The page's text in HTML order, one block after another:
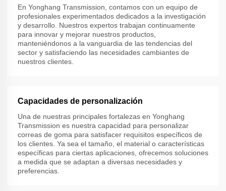
En Yonghang Transmission, contamos con un equipo de
profesionales experimentados dedicados a la investigación
y desarrollo. Nuestros expertos trabajan continuamente
para innovar y mejorar nuestros productos,
manteniéndonos a la vanguardia de las tendencias del
sector y satisfaciendo las necesidades cambiantes de
nuestros clientes.
Capacidades de personalización
Una de nuestras principales fortalezas en Yonghang
Transmission es nuestra capacidad para personalizar
correas de goma para satisfacer requisitos específicos de
los clientes. Ya sea el tamaño, el material o características
específicas para ciertas aplicaciones, ofrecemos soluciones
a medida que se adaptan a diversas necesidades y
preferencias.